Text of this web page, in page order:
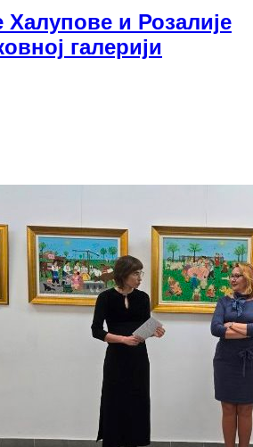
Халупове и Розалије
галерији